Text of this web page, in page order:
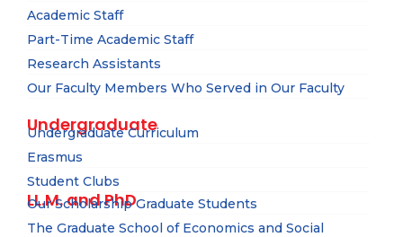
Academic Staff
Part-Time Academic Staff
Research Assistants
Our Faculty Members Who Served in Our Faculty
Undergraduate
Undergraduate Curriculum
Erasmus
Student Clubs
LL.M. and PhD
Our Scholarship Graduate Students
The Graduate School of Economics and Social